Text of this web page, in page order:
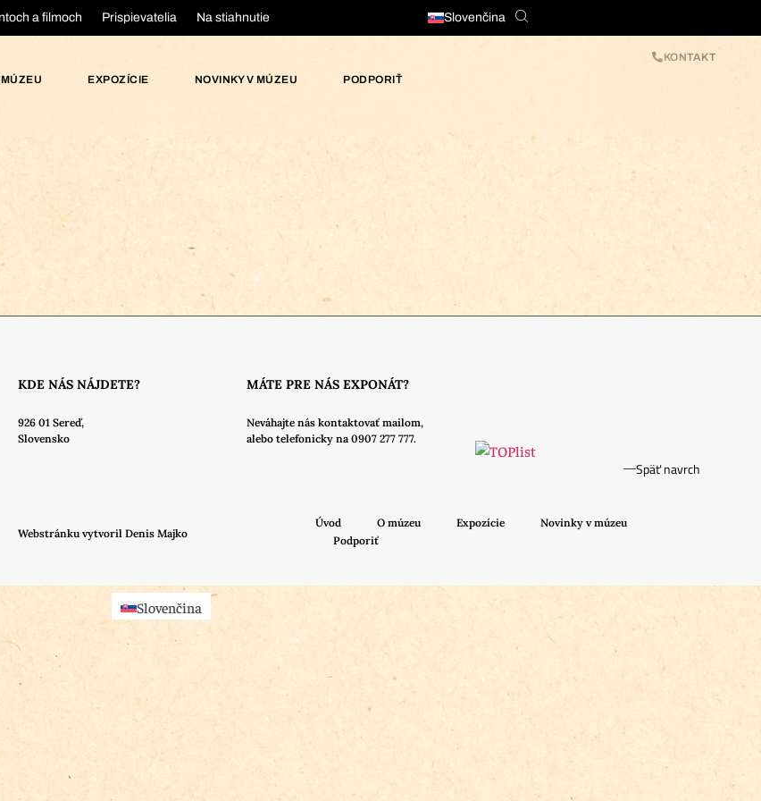
a filmoch Prispievatelia Na stiahnutie Slovenčina
EXPOZÍCIE NOVINKY V MÚZEU PODPORIŤ
KONTAKT
KDE NÁS NÁJDETE?
926 01 Sereď,
Slovensko
MÁTE PRE NÁS EXPONÁT?
Neváhajte nás kontaktovať mailom,
alebo telefonicky na 0907 277 777.
Webstránku vytvoril Denis Majko
Úvod O múzeu Expozície
Novinky v múzeu
Podporiť
Späť navrch
Slovenčina